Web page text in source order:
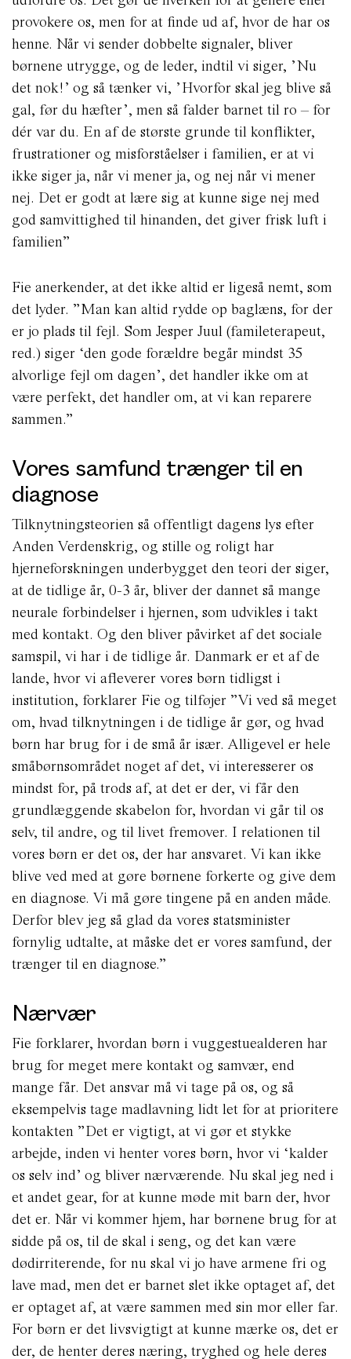
provokere os, men for at finde ud af, hvor de har os
henne. Når vi sender dobbelte signaler, bliver
børnene utrygge, og de leder, indtil vi siger, ’Nu
det nok!’ og så tænker vi, ’Hvorfor skal jeg blive så
gal, før du hæfter’, men så falder barnet til ro – for
dér var du. En af de største grunde til konflikter,
frustrationer og misforståelser i familien, er at vi
ikke siger ja, når vi mener ja, og nej når vi mener
nej. Det er godt at lære sig at kunne sige nej med
god samvittighed til hinanden, det giver frisk luft i
familien”
Fie anerkender, at det ikke altid er ligeså nemt, som
det lyder. ”Man kan altid rydde op baglæns, for der
er jo plads til fejl. Som Jesper Juul (famileterapeut,
red.) siger ‘den gode forældre begår mindst 35
alvorlige fejl om dagen’, det handler ikke om at
være perfekt, det handler om, at vi kan reparere
sammen.”
Vores samfund trænger til en
diagnose
Tilknytningsteorien så offentligt dagens lys efter
Anden Verdenskrig, og stille og roligt har
hjerneforskningen underbygget den teori der siger,
at de tidlige år, 0-3 år, bliver der dannet så mange
neurale forbindelser i hjernen, som udvikles i takt
med kontakt. Og den bliver påvirket af det sociale
samspil, vi har i de tidlige år. Danmark er et af de
lande, hvor vi afleverer vores børn tidligst i
institution, forklarer Fie og tilføjer ”Vi ved så meget
om, hvad tilknytningen i de tidlige år gør, og hvad
børn har brug for i de små år især. Alligevel er hele
småbørnsområdet noget af det, vi interesserer os
mindst for, på trods af, at det er der, vi får den
grundlæggende skabelon for, hvordan vi går til os
selv, til andre, og til livet fremover. I relationen til
vores børn er det os, der har ansvaret. Vi kan ikke
blive ved med at gøre børnene forkerte og give dem
en diagnose. Vi må gøre tingene på en anden måde.
Derfor blev jeg så glad da vores statsminister
fornylig udtalte, at måske det er vores samfund, der
trænger til en diagnose.”
Nærvær
Fie forklarer, hvordan børn i vuggestuealderen har
brug for meget mere kontakt og samvær, end
mange får. Det ansvar må vi tage på os, og så
eksempelvis tage madlavning lidt let for at prioritere
kontakten ”Det er vigtigt, at vi gør et stykke
arbejde, inden vi henter vores børn, hvor vi ‘kalder
os selv ind’ og bliver nærværende. Nu skal jeg ned i
et andet gear, for at kunne møde mit barn der, hvor
det er. Når vi kommer hjem, har børnene brug for at
sidde på os, til de skal i seng, og det kan være
dødirriterende, for nu skal vi jo have armene fri og
lave mad, men det er barnet slet ikke optaget af, det
er optaget af, at være sammen med sin mor eller far.
For børn er det livsvigtigt at kunne mærke os, det er
der, de henter deres næring, tryghed og hele deres